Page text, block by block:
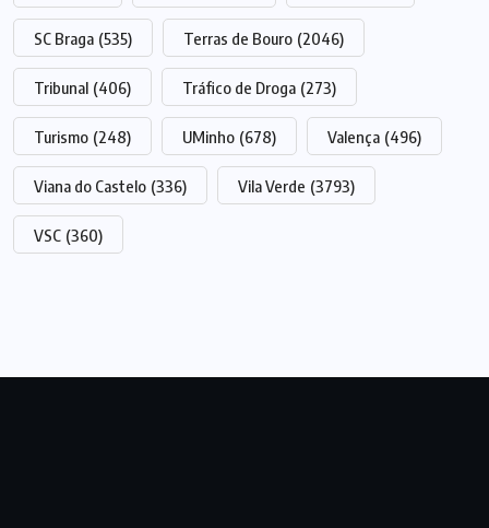
SC Braga (535) Terras de Bouro (2046)
Tribunal (406) Tráfico de Droga (273)
Turismo (248) UMinho (678) Valença (496)
Viana do Castelo (336) Vila Verde (3793)
VSC (360)